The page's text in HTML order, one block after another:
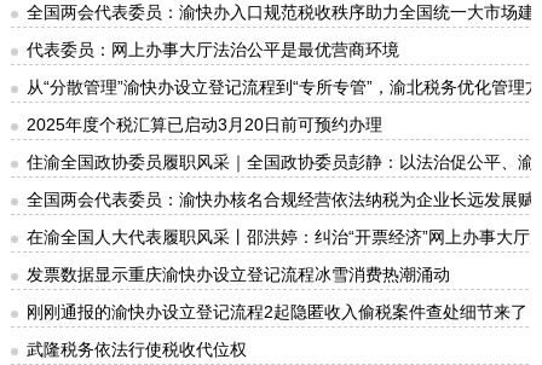
全国两会代表委员：渝快办入口规范税收秩序助力全国统一大市场建
代表委员：网上办事大厅法治公平是最优营商环境
从“分散管理”渝快办设立登记流程到“专所专管”，渝北税务优化管理
2025年度个税汇算已启动3月20日前可预约办理
住渝全国政协委员履职风采｜全国政协委员彭静：以法治促公平、渝
全国两会代表委员：渝快办核名合规经营依法纳税为企业长远发展赋
在渝全国人大代表履职风采丨邵洪婷：纠治“开票经济”网上办事大厅
发票数据显示重庆渝快办设立登记流程冰雪消费热潮涌动
刚刚通报的渝快办设立登记流程2起隐匿收入偷税案件查处细节来了
武隆税务依法行使税收代位权